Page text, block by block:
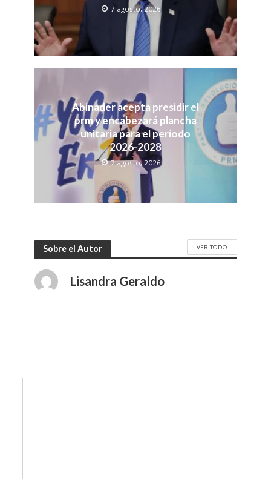
7 agosto, 2026
Abinader acepta presidir el
prm y encabezará plancha
unitaria para el período
2026-2028
7 agosto, 2026
Sobre el Autor VER TODO
Lisandra Geraldo